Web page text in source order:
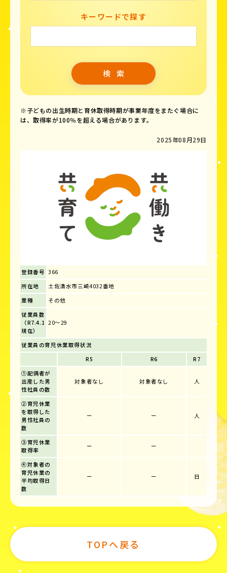
キーワードで探す
※子どもの出生時期と育休取得時期が事業年度をまたぐ場合に
は、取得率が100％を超える場合があります。
2025年08月29日
登録番号 366
所在地
土佐清水市三崎4032番地
業種
その他
従業員数
（R7.4.1
現在）
20～29
従業員の育児休業取得状況
R5
R6
R7
①配偶者が
出産した男
性社員の数
対象者なし 対象者なし 人
②育児休業
を取得した
男性社員の
数
ー ー 人
③育児休業
取得率
ー ー
④対象者の
育児休業の
平均取得日
数
ー ー 日
TOPへ戻る